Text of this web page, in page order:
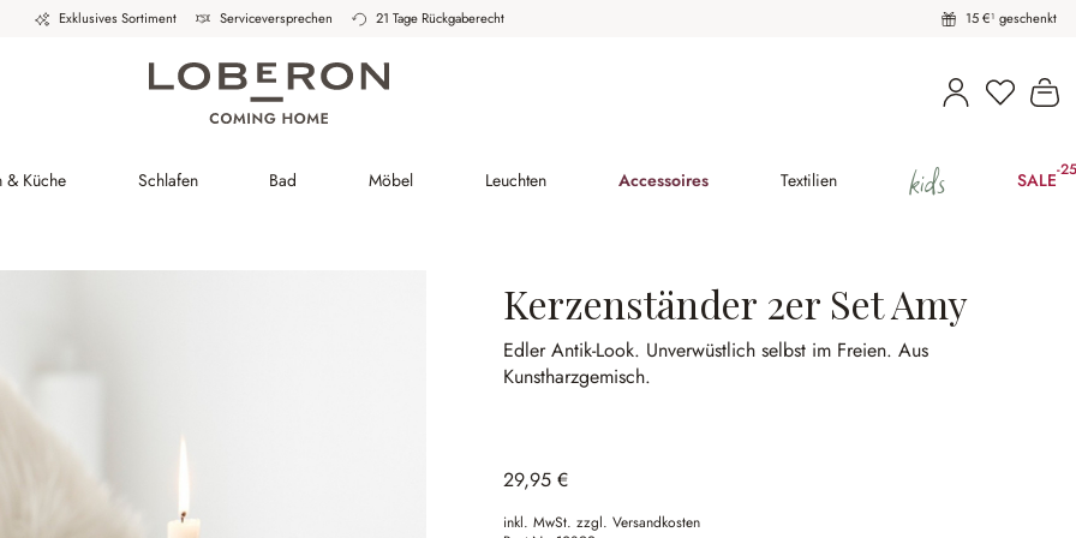
Exklusives Sortiment Serviceversprechen 21 Tage Rückgaberecht 15 €¹ geschenkt
Du hast
& Küche Schlafen Bad Möbel Leuchten Accessoires Textilien kids SALE-
Kerzenständer 2er Set Amy
Edler Antik-Look. Unverwüstlich selbst im Freien.Aus
Kunstharzgemisch.
29,95 €
inkl. MwSt. zzgl. Versandkosten